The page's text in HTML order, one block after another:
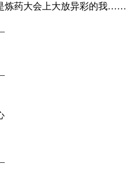
炼药大会上大放异彩的我……